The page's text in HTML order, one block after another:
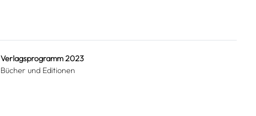
Verlagsprogramm 2023
Bücher und Editionen